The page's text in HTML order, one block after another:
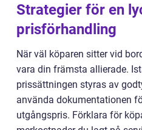
Strategier för en
prisförhandling
När väl köparen sitter vid
vara din främsta allierade.
prissättningen styras av
använda dokumentationen
utgångspris. Förklara för